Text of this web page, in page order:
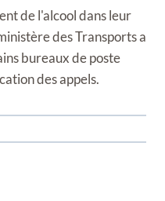
de l'alcool dans leur
des Transports a
bureaux de poste
des appels.